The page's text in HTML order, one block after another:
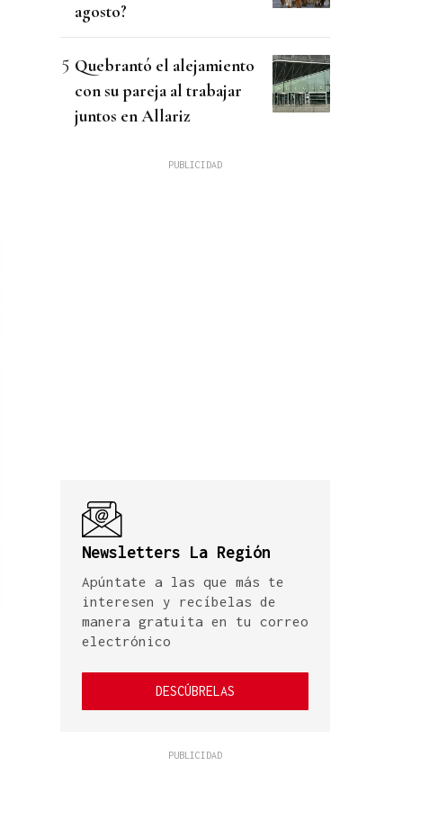
agosto?
Quebrantó el alejamiento
con su pareja al trabajar
juntos en Allariz
Newsletters La Región
Apúntate a las que más te
interesen y recíbelas de
manera gratuita en tu correo
electrónico
DESCÚBRELAS